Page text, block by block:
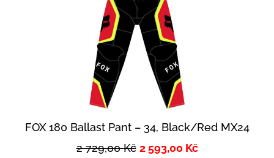
FOX 180 Ballast Pant – 34, Black/Red MX24
2 729,00Kč 2 593,00 Kč